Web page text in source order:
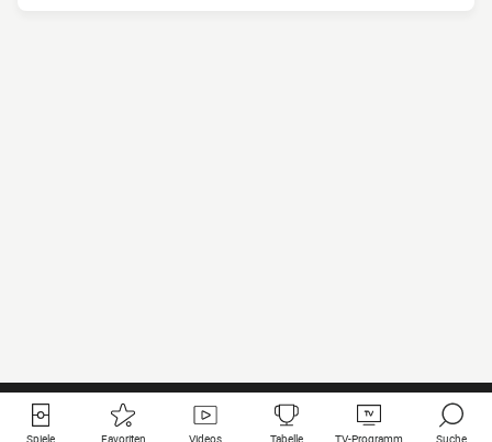
Spiele Favoriten Videos Tabelle TV-Programm Suche